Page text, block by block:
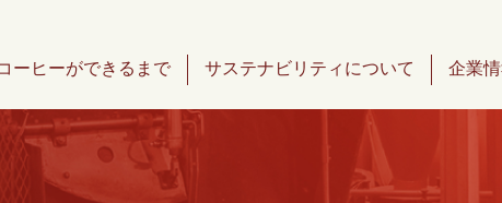
ーヒーができるまで サステナビリティについて 企業